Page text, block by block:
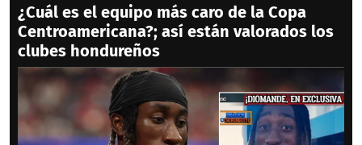
¿Cuál es el equipo más caro de la Copa
Centroamericana?; así están valorados los
clubes hondureños